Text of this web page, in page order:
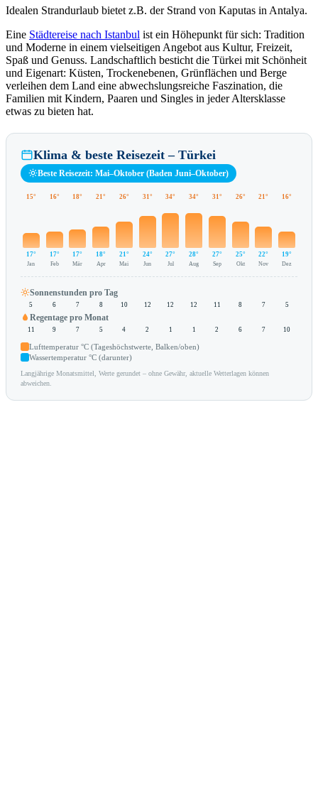
Idealen Strandurlaub bietet z.B. der Strand von Kaputas in Antalya.
Eine Städtereise nach Istanbul ist ein Höhepunkt für sich: Tradition
und Moderne in einem vielseitigen Angebot aus Kultur, Freizeit,
Spaß und Genuss. Landschaftlich besticht die Türkei mit Schönheit
und Eigenart: Küsten, Trockenebenen, Grünflächen und Berge
verleihen dem Land eine abwechslungsreiche Faszination, die
Familien mit Kindern, Paaren und Singles in jeder Altersklasse
etwas zu bieten hat.
Klima & beste Reisezeit – Türkei
Beste Reisezeit: Mai–Oktober (Baden Juni–Oktober)
15°
17°
Jan
16°
17°
Feb
18°
17°
Mär
21°
18°
Apr
26°
21°
Mai
31°
24°
Jun
34°
27°
Jul
34°
28°
Aug
31°
27°
Sep
26°
25°
Okt
21°
22°
Nov
16°
19°
Dez
Sonnenstunden pro Tag
5 6 7 8 10 12 12 12 11 8 7 5
Regentage pro Monat
11 9 7 5 4 2 1 1 2 6 7 10
Lufttemperatur °C (Tageshöchstwerte, Balken/oben)
Wassertemperatur °C (darunter)
Langjährige Monatsmittel, Werte gerundet – ohne Gewähr, aktuelle Wetterlagen können
abweichen.